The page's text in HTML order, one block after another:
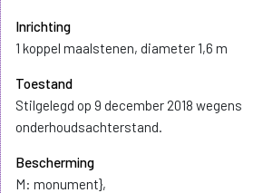
Inrichting
1 koppel maalstenen, diameter 1,6 m
Toestand
Stilgelegd op 9 december 2018 wegens
onderhoudsachterstand.
Bescherming
M: monument},